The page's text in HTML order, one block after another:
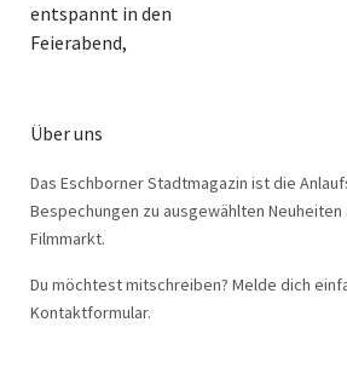
entspannt in den
Feierabend,
Über uns
Das Eschborner Stadtmagazin ist die
Bespechungen zu ausgewählten Neuheiten
Filmmarkt.
Du möchtest mitschreiben? Melde dich
Kontaktformular.